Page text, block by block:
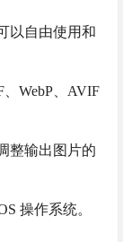
以自由使用和
、WebP、AVIF
整输出图片的
操作系统。